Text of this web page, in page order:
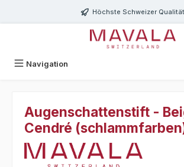
Zum Hauptinhalt springenHöchste Schweizer Qualität
Navigation
Augenschattenstift -
Cendré